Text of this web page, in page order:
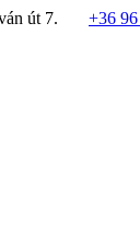
út 7. +36